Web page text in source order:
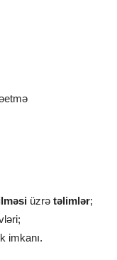
üzrə təlimlər;
imkanı.